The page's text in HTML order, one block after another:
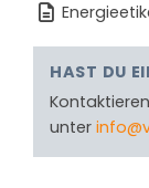
HAST DU
unter